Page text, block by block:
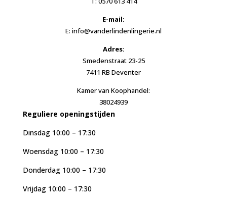
E-mail:
E: info@vanderlindenlingerie.nl
Adres:
Smedenstraat 23-25
7411 RB Deventer
Kamer van Koophandel:
38024939
Reguliere openingstijden
Dinsdag 10:00 – 17:30
Woensdag 10:00 – 17:30
Donderdag 10:00 – 17:30
Vrijdag 10:00 – 17:30